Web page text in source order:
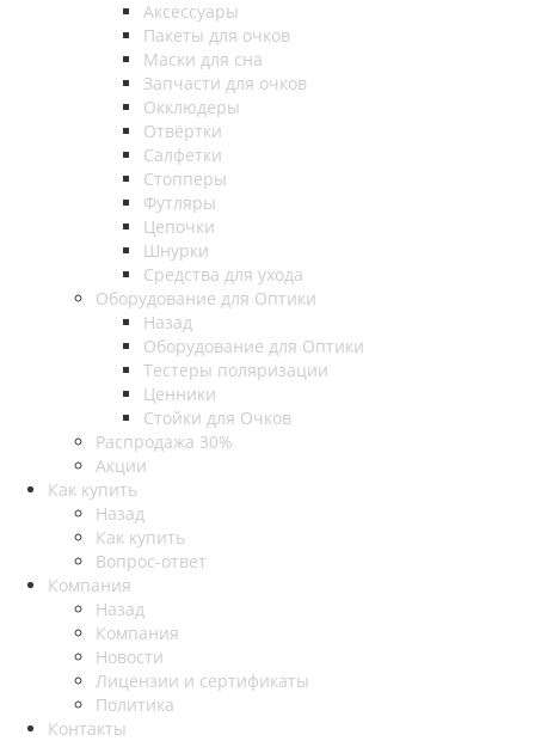
Аксессуары
Пакеты для очков
Маски для сна
Запчасти для очков
Окклюдеры
Отвёртки
Салфетки
Стопперы
Футляры
Цепочки
Шнурки
Средства для ухода
Оборудование для Оптики
Назад
Оборудование для Оптики
Тестеры поляризации
Ценники
Стойки для Очков
Распродажа 30%
Акции
Как купить
Назад
Как купить
Вопрос-ответ
Компания
Назад
Компания
Новости
Лицензии и сертификаты
Политика
Контакты